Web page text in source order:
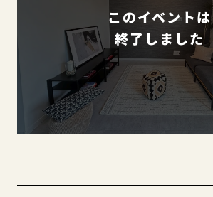
このイベントは
終了しました